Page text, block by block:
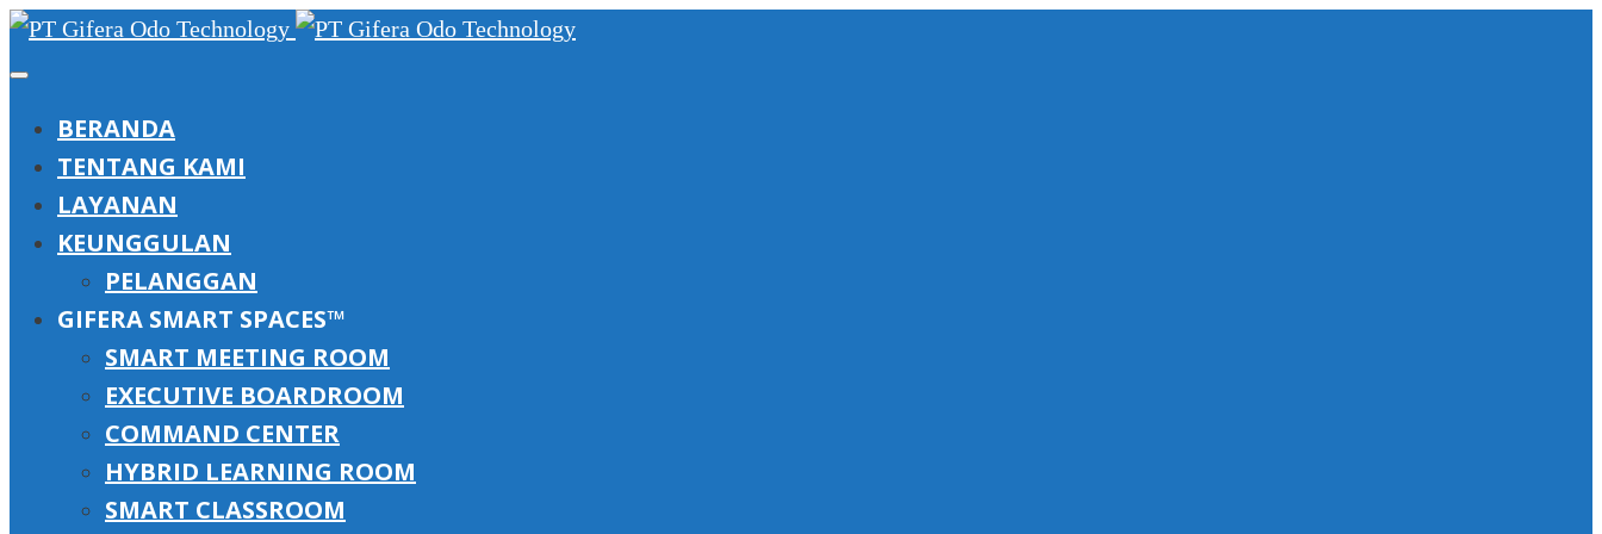
BERANDA
TENTANG KAMI
LAYANAN
KEUNGGULAN
PELANGGAN
GIFERA SMART SPACES™
SMART MEETING ROOM
EXECUTIVE BOARDROOM
COMMAND CENTER
HYBRID LEARNING ROOM
SMART CLASSROOM